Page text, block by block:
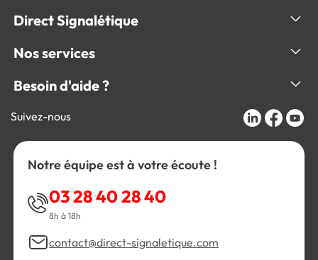
Direct Signalétique
Nos services
Besoin d'aide ?
Suivez-nous
Notre équipe est à votre écoute !
03 28 40 28 40
8h à 18h
contact@direct-signaletique.com